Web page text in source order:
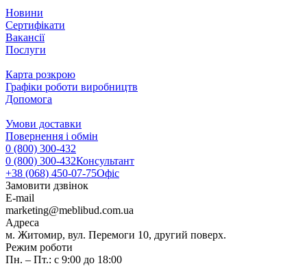
Новини
Сертифікати
Вакансії
Послуги
Карта розкрою
Графіки роботи виробництв
Допомога
Умови доставки
Повернення і обмін
0 (800) 300-432
0 (800) 300-432Консультант
+38 (068) 450-07-75Офіс
Замовити дзвінок
E-mail
marketing@meblibud.com.ua
Адреса
м. Житомир, вул. Перемоги 10, другий поверх.
Режим роботи
Пн. – Пт.: с 9:00 до 18:00